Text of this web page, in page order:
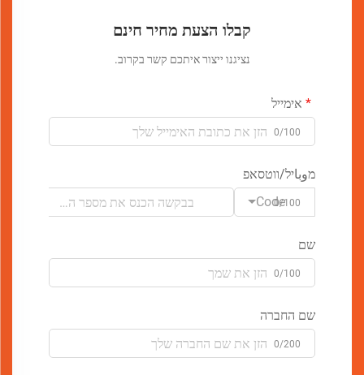
קבלו הצעת מחיר חינם
נציגנו ייצור איתכם קשר בקרוב.
אימייל
0/100
מوباיל/ווטסאפ
Code0/100
שם
0/100
שם החברה
0/200